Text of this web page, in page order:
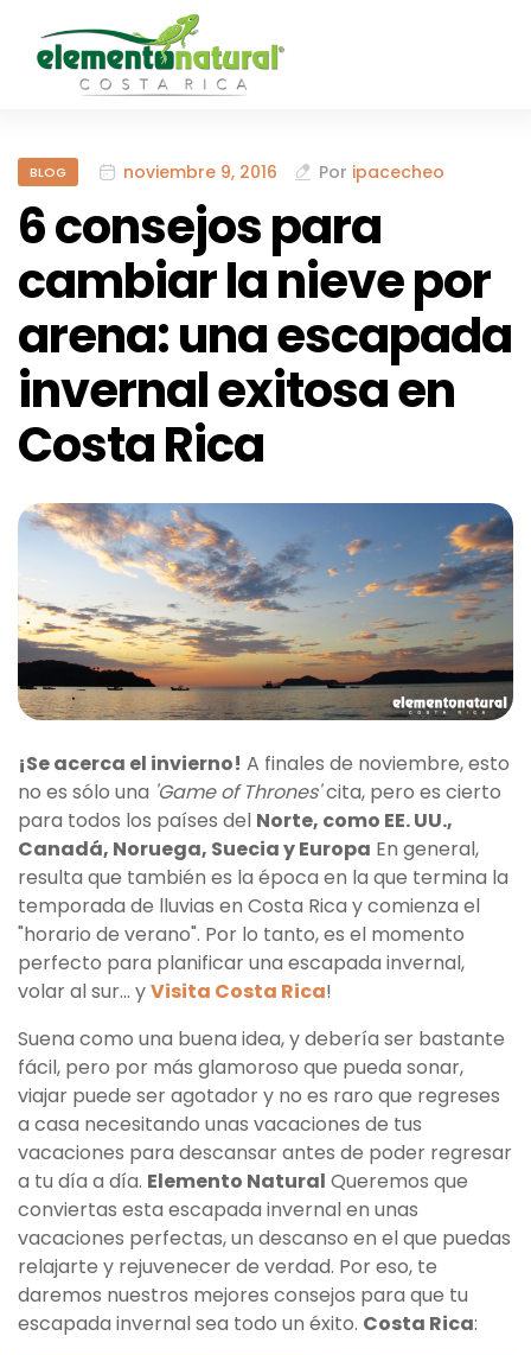
BLOG noviembre 9, 2016 Por ipacecheo
6 consejos para
cambiar la nieve por
arena: una escapada
invernal exitosa en
Costa Rica
¡Se acerca el invierno! A finales de noviembre, esto
no es sólo una 'Game of Thrones'cita, pero es cierto
para todos los países del Norte, como EE. UU.,
Canadá, Noruega, Suecia y Europa En general,
resulta que también es la época en la que termina la
temporada de lluvias en Costa Rica y comienza el
"horario de verano". Por lo tanto, es el momento
perfecto para planificar una escapada invernal,
volar al sur... yVisita Costa Rica!
Suena como una buena idea, y debería ser bastante
fácil, pero por más glamoroso que pueda sonar,
viajar puede ser agotador y no es raro que regreses
a casa necesitando unas vacaciones de tus
vacaciones para descansar antes de poder regresar
a tu día a día. Elemento Natural Queremos que
conviertas esta escapada invernal en unas
vacaciones perfectas, un descanso en el que puedas
relajarte y rejuvenecer de verdad. Por eso, te
daremos nuestros mejores consejos para que tu
escapada invernal sea todo un éxito. Costa Rica: